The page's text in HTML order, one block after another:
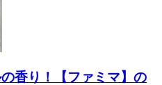
香り！【ファミマ】の